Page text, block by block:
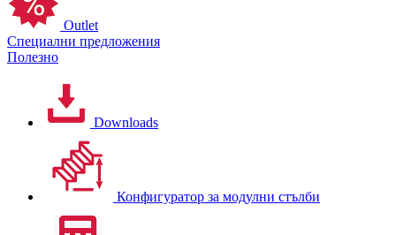
Outlet
Специални предложения
Полезно
Downloads
Конфигуратор за модулни стълби